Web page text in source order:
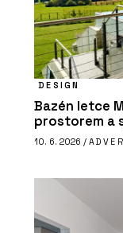
DESIGN
Bazén letce
prostorem a
10. 6. 2026 /